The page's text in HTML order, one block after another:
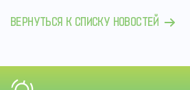
ВЕРНУТЬСЯ К СПИСКУ НОВОСТЕЙ